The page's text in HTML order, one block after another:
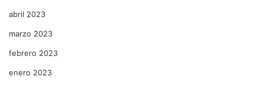
abril 2023
marzo 2023
febrero 2023
enero 2023